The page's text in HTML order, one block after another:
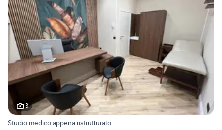
3
Studio medico appena ristrutturato